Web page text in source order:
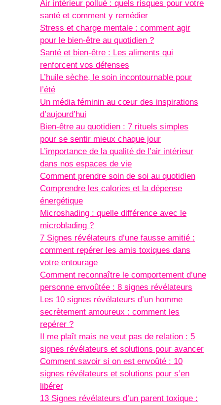
Air intérieur pollué : quels risques pour votre
santé et comment y remédier
Stress et charge mentale : comment agir
pour le bien-être au quotidien ?
Santé et bien-être : Les aliments qui
renforcent vos défenses
L’huile sèche, le soin incontournable pour
l’été
Un média féminin au cœur des inspirations
d’aujourd’hui
Bien-être au quotidien : 7 rituels simples
pour se sentir mieux chaque jour
L’importance de la qualité de l’air intérieur
dans nos espaces de vie
Comment prendre soin de soi au quotidien
Comprendre les calories et la dépense
énergétique
Microshading : quelle différence avec le
microblading ?
7 Signes révélateurs d’une fausse amitié :
comment repérer les amis toxiques dans
votre entourage
Comment reconnaître le comportement d’une
personne envoûtée : 8 signes révélateurs
Les 10 signes révélateurs d’un homme
secrètement amoureux : comment les
repérer ?
Il me plaît mais ne veut pas de relation : 5
signes révélateurs et solutions pour avancer
Comment savoir si on est envoûté : 10
signes révélateurs et solutions pour s’en
libérer
13 Signes révélateurs d’un parent toxique :